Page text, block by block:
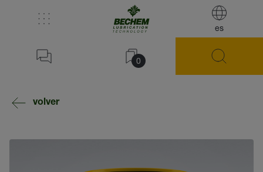
es
0
volver